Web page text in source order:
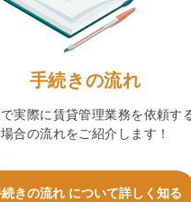
索ログイン
手続きの流れ
実際に賃貸管理業務を依頼す
場合の流れをご紹介します！
きの流れ について詳しく知る